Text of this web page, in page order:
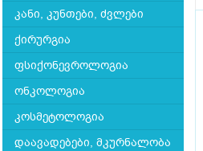
კანი, კუნთები, ძვლები
ქირურგია
ფსიქონევროლოგია
ონკოლოგია
კოსმეტოლოგია
დაავადებები, მკურნალობა